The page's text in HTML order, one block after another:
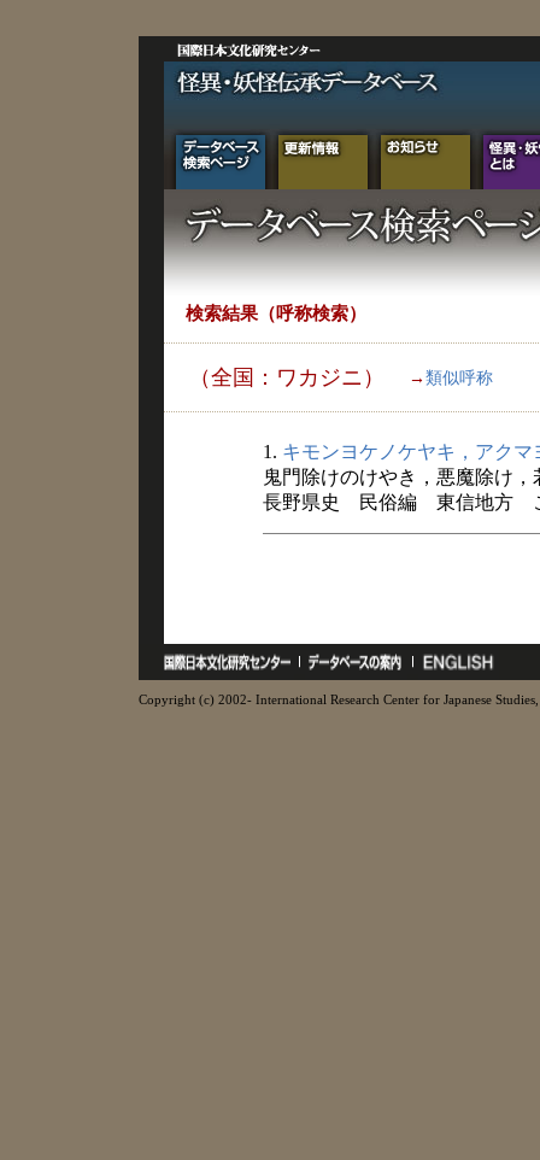
検索結果（呼称検索）
（全国：ワカジニ） → 類似呼称
1. キモンヨケノケヤキ，アクマ
鬼門除けのけやき，悪魔除け，
長野県史 民俗編 東信地方 こ
Copyright (c) 2002- International Research Center for Japanese